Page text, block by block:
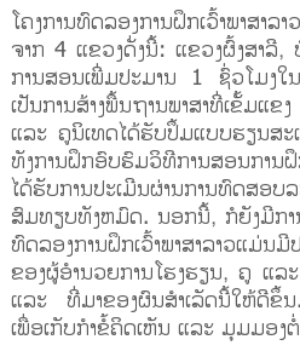
ໂຄງການທົດລອງການຝຶກເວົ້າພາສາ
ຈາກ 4 ແຂວງດັ່ງນີ້: ແຂວງຜົ້ງສາລີ,
ການສອນເພີ່ມປະມານ 1 ຊົ່ວໂມງໃນ
ເປັນການສ້າງພື້ນຖານພາສາທີ່ເຂັ້ມ
ແລະ ຄູນິເທດໄດ້ຮັບປຶ້ມແບບຮຽນສ
ທັງການຝຶກອົບຮົມວິທີການສອນການຝຶ
ໄດ້ຮັບການປະເມີນຜ່ານການທົດສອບ
ສົມທຽບທັງຫມົດ. ນອກນີ້, ກໍຍັງມີກາ
ທົດລອງການຝຶກເວົ້າພາສາລາວແມ່
ຂອງຜູ້ອໍານວຍການໂຮງຮຽນ, ຄູ ແລ
ແລະ ທີ່ມາຂອງຜົນສໍາເລັດນີ້ໃຫ້ດີຂຶ້
ເພື່ອເກັບກຳຂໍ້ຄິດເຫັນ ແລະ ມຸມມອ